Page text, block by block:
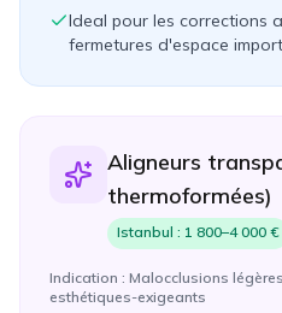
Ideal pour les corrections
fermetures d'espace
Aligneurs
thermoformées)
Istanbul : 1 800–4 000 €
Indication : Malocclusions
esthétiques-exigeants